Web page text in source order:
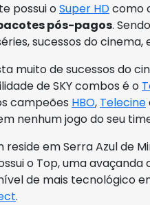
possui oSuper HDcomo
pós-pagos.
sucessos do
muito de sucessos do
de SKY combos é o
campeões HBO, Telecine
nenhum jogo do seu
reside em Serra Azul de
o Top, uma
de mais tecnológico
.